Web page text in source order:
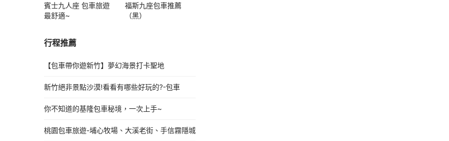
賓士九人座 包車旅遊
最舒適~
福斯九座包車推薦
（黑）
行程推薦
【包車帶你遊新竹】夢幻海景打卡聖地
新竹絕非景點沙漠!看看有哪些好玩的?-包車
你不知道的基隆包車秘境，一次上手~
桃園包車旅遊-埔心牧場、大溪老街、手信霧隱城